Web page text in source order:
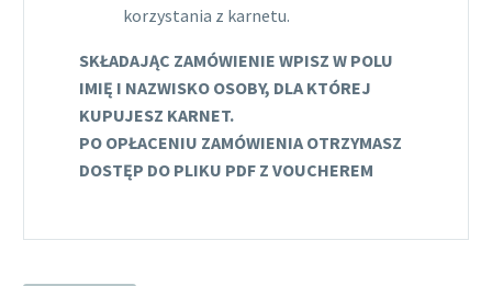
korzystania z karnetu.
SKŁADAJĄC ZAMÓWIENIE WPISZ W POLU
IMIĘ I NAZWISKO OSOBY, DLA KTÓREJ
KUPUJESZ KARNET.
PO OPŁACENIU ZAMÓWIENIA OTRZYMASZ
DOSTĘP DO PLIKU PDF Z VOUCHEREM